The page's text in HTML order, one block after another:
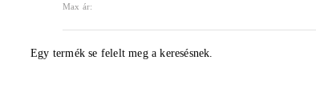
Max ár:
Egy termék se felelt meg a keresésnek.